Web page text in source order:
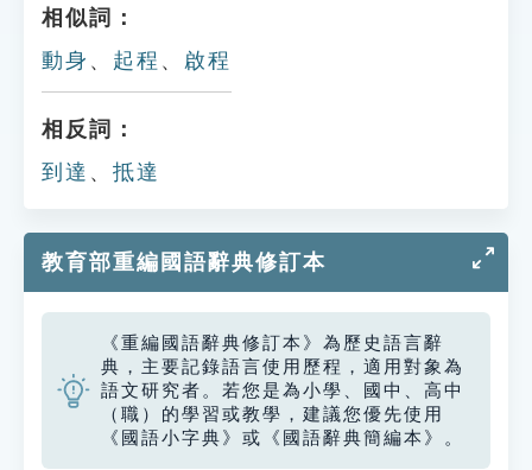
相似詞：
動身 、 起程 、 啟程
相反詞：
到達 、 抵達
教育部重編國語辭典修訂本
《重編國語辭典修訂本》為歷史語言辭
典，主要記錄語言使用歷程，適用對象為
語文研究者。若您是為小學、國中、高中
（職）的學習或教學，建議您優先使用
《國語小字典》或《國語辭典簡編本》。